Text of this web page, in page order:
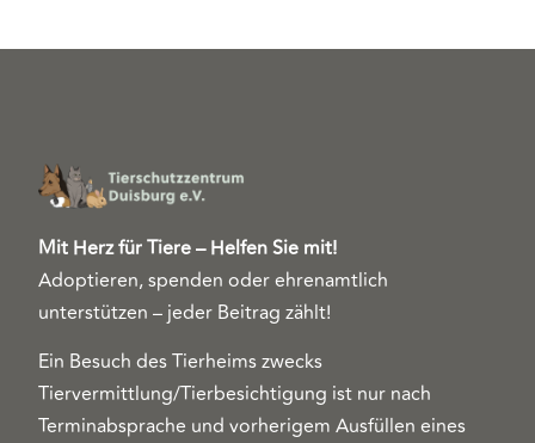
Mit Herz für Tiere – Helfen Sie mit!
Adoptieren, spenden oder ehrenamtlich
unterstützen – jeder Beitrag zählt!
Ein Besuch des Tierheims zwecks
Tiervermittlung/Tierbesichtigung ist nur nach
Terminabsprache und vorherigem Ausfüllen eines